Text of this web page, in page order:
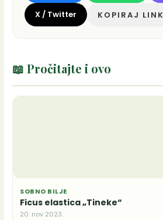
X / Twitter KOPIRAJ LINK
📖 Pročitajte i ovo
SOBNO BILJE
Ficus elastica „Tineke“
20. nov 2023.